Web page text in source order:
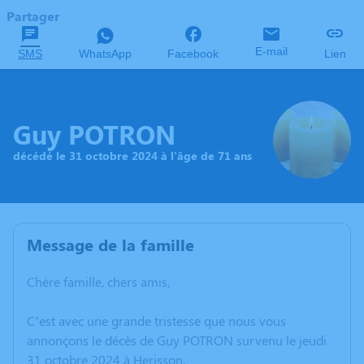
Partager
SMS WhatsApp Facebook E-mail Lien
Guy POTRON
décédé le 31 octobre 2024 à l'âge de 71 ans
Message de la famille
Chère famille, chers amis,
C’est avec une grande tristesse que nous vous
annonçons le décès de Guy POTRON survenu le jeudi
31 octobre 2024 à Herisson.